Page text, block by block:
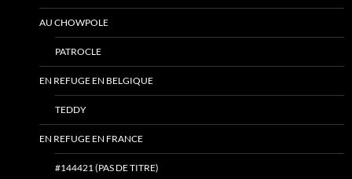
AU CHOWPOLE
PATROCLE
EN REFUGE EN BELGIQUE
TEDDY
EN REFUGE EN FRANCE
#144421 (PAS DE TITRE)